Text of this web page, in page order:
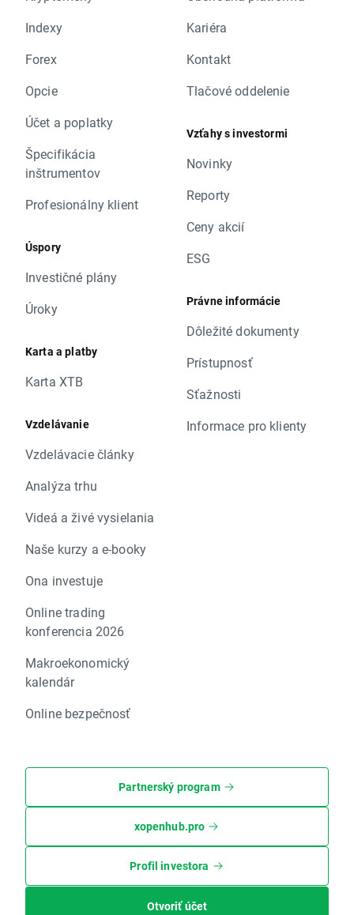
Indexy
Forex
Opcie
Účet a poplatky
Špecifikácia
inštrumentov
Profesionálny klient
Úspory
Investičné plány
Úroky
Karta a platby
Karta XTB
Vzdelávanie
Vzdelávacie články
Analýza trhu
Videá a živé vysielania
Naše kurzy a e-booky
Ona investuje
Online trading
konferencia 2026
Makroekonomický
kalendár
Online bezpečnosť
Kariéra
Kontakt
Tlačové oddelenie
Vzťahy s investormi
Novinky
Reporty
Ceny akcií
ESG
Právne informácie
Dôležité dokumenty
Prístupnosť
Sťažnosti
Informace pro klienty
Partnerský program
xopenhub.pro
Profil investora
Otvoriť účet